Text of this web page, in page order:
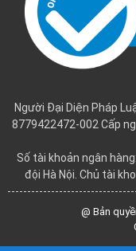
Người Đại Diện Pháp
8779422472-002 Cấp
Số tài khoản ngân
đội Hà Nội. Chủ tài
@ Bản